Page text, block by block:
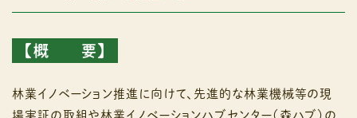
【概 要】
林業イノベーション推進に向けて、先進的な林業機械等の現
場実証の取組や林業イノベーションハブセンター（森ハブ）の